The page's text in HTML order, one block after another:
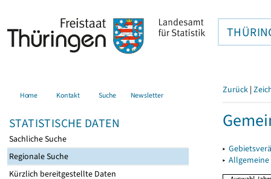
Home Kontakt Suche Newsletter
STATISTISCHE DATEN
Sachliche Suche
Regionale Suche
Kürzlich bereitgestellte Daten
Zurück |
▸
▸